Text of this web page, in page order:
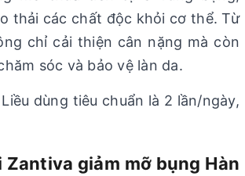
thải các chất độc khỏi cơ thể. Từ
chỉ cải thiện cân nặng mà còn
sóc và bảo vệ làn da.
dùng tiêu chuẩn là 2 lần/ngày,
Zantiva giảm mỡ bụng Hàn